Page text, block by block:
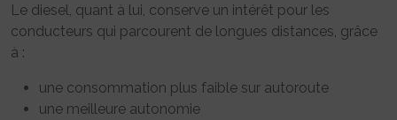
Le diesel, quant à lui, conserve un intérêt pour les
conducteurs qui parcourent de longues distances, grâce
à :
une consommation plus faible sur autoroute
une meilleure autonomie